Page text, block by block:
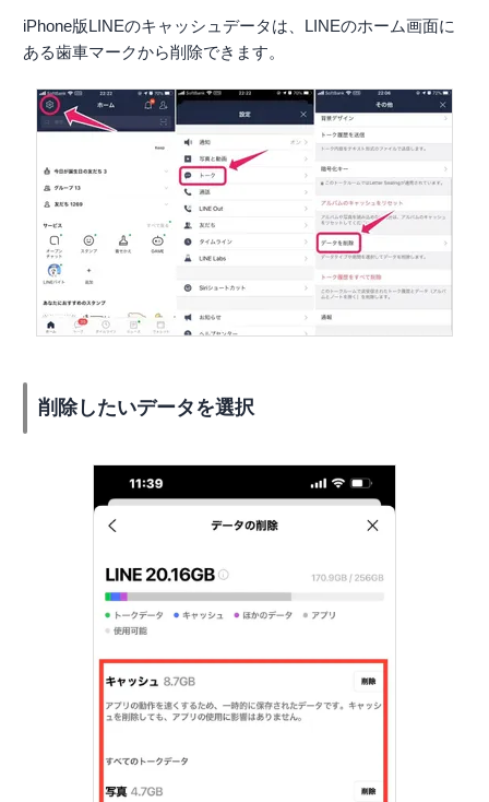
iPhone版LINEのキャッシュデータは、LINEのホーム画面に
ある歯車マークから削除できます。
削除したいデータを選択